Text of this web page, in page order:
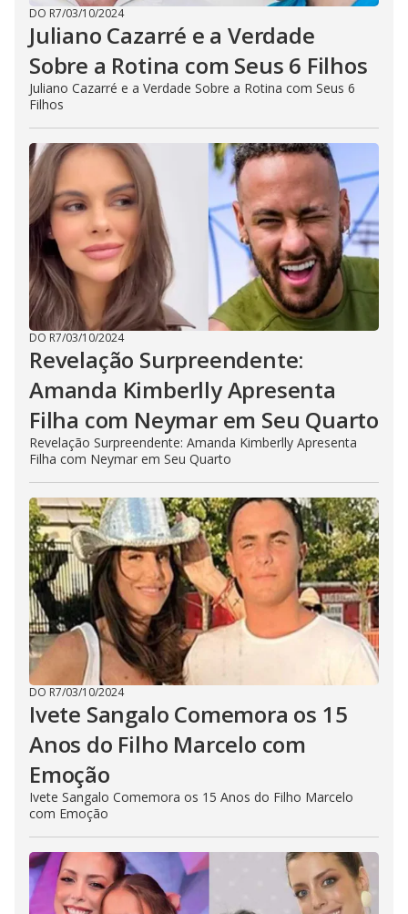
DO R7/03/10/2024
Juliano Cazarré e a Verdade
Sobre a Rotina com Seus 6 Filhos
Juliano Cazarré e a Verdade Sobre a Rotina com Seus 6
Filhos
DO R7/03/10/2024
Revelação Surpreendente:
Amanda Kimberlly Apresenta
Filha com Neymar em Seu Quarto
Revelação Surpreendente: Amanda Kimberlly Apresenta
Filha com Neymar em Seu Quarto
DO R7/03/10/2024
Ivete Sangalo Comemora os 15
Anos do Filho Marcelo com
Emoção
Ivete Sangalo Comemora os 15 Anos do Filho Marcelo
com Emoção